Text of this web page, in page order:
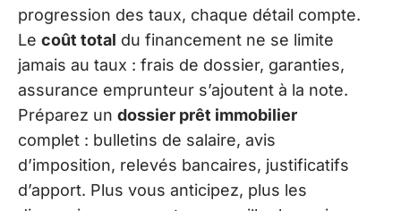
progression des taux, chaque détail compte.
Le coût total du financement ne se limite
jamais au taux : frais de dossier, garanties,
assurance emprunteur s’ajoutent à la note.
Préparez un dossier prêt immobilier
complet : bulletins de salaire, avis
d’imposition, relevés bancaires, justificatifs
d’apport. Plus vous anticipez, plus les